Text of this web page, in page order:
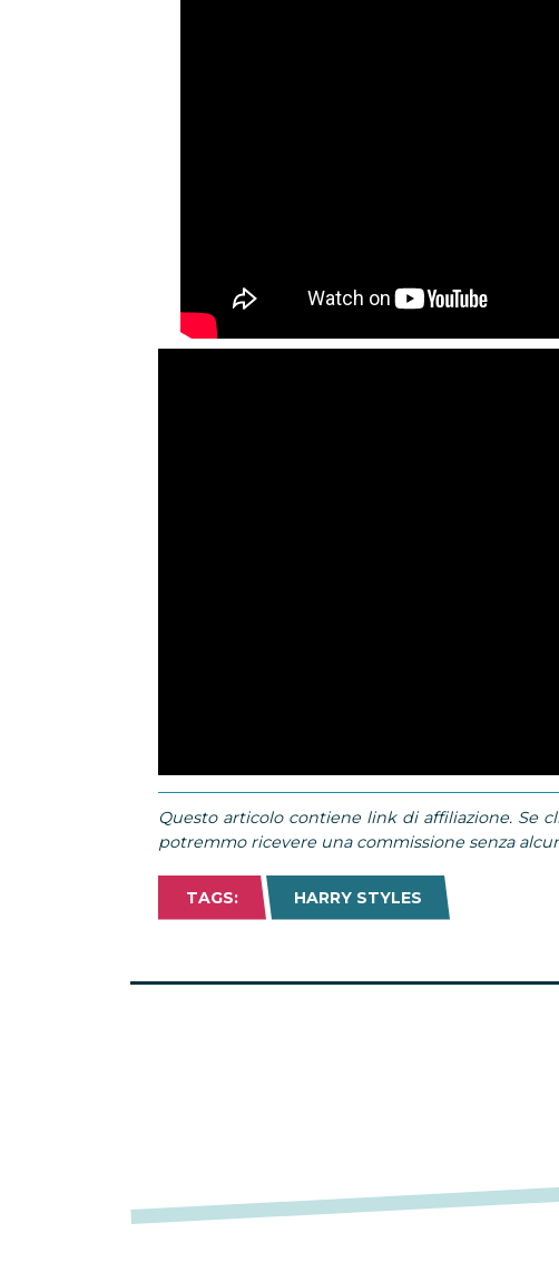
Questo articolo contiene link di affiliazione. Se
potremmo ricevere una commissione senza
TAGS: HARRY STYLES